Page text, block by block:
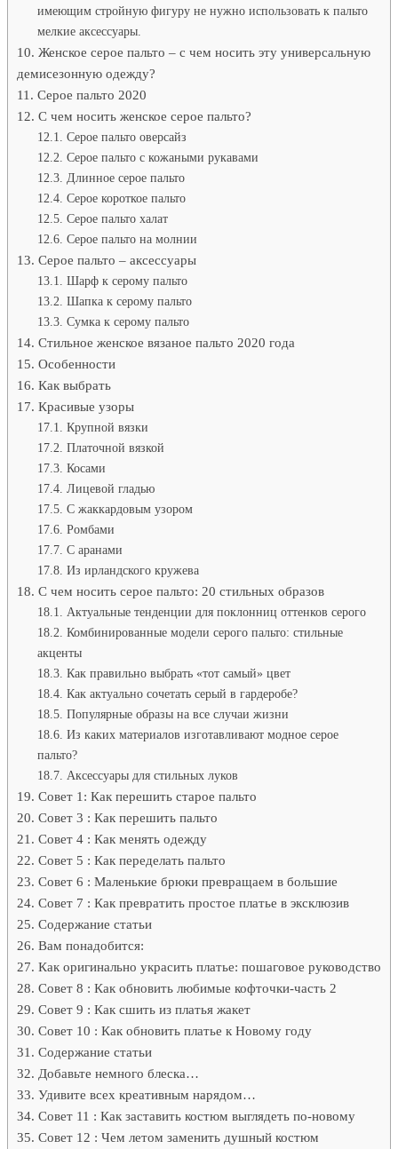
имеющим стройную фигуру не нужно использовать к пальто
мелкие аксессуары.
Женское серое пальто – с чем носить эту универсальную
демисезонную одежду?
Серое пальто 2020
С чем носить женское серое пальто?
Серое пальто оверсайз
Серое пальто с кожаными рукавами
Длинное серое пальто
Серое короткое пальто
Серое пальто халат
Серое пальто на молнии
Серое пальто – аксессуары
Шарф к серому пальто
Шапка к серому пальто
Сумка к серому пальто
Стильное женское вязаное пальто 2020 года
Особенности
Как выбрать
Красивые узоры
Крупной вязки
Платочной вязкой
Косами
Лицевой гладью
С жаккардовым узором
Ромбами
С аранами
Из ирландского кружева
С чем носить серое пальто: 20 стильных образов
Актуальные тенденции для поклонниц оттенков серого
Комбинированные модели серого пальто: стильные
акценты
Как правильно выбрать «тот самый» цвет
Как актуально сочетать серый в гардеробе?
Популярные образы на все случаи жизни
Из каких материалов изготавливают модное серое
пальто?
Аксессуары для стильных луков
Совет 1: Как перешить старое пальто
Совет 3 : Как перешить пальто
Совет 4 : Как менять одежду
Совет 5 : Как переделать пальто
Совет 6 : Маленькие брюки превращаем в большие
Совет 7 : Как превратить простое платье в эксклюзив
Содержание статьи
Вам понадобится:
Как оригинально украсить платье: пошаговое руководство
Совет 8 : Как обновить любимые кофточки-часть 2
Совет 9 : Как сшить из платья жакет
Совет 10 : Как обновить платье к Новому году
Содержание статьи
Добавьте немного блеска…
Удивите всех креативным нарядом…
Совет 11 : Как заставить костюм выглядеть по-новому
Совет 12 : Чем летом заменить душный костюм